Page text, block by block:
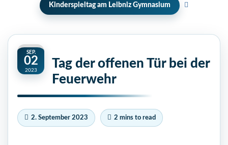
Kinderspieltag am Leibniz Gymnasium
SEP.
02
2023
Tag der offenen Tür bei der
Feuerwehr
2. September 2023 2 mins to read